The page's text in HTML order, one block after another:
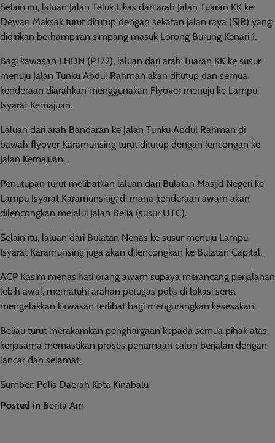
Selain itu, laluan Jalan Teluk Likas dari arah Jalan Tuaran KK ke
Dewan Maksak turut ditutup dengan sekatan jalan raya (SJR) yang
didirikan berhampiran simpang masuk Lorong Burung Kenari 1.
Bagi kawasan LHDN (P.172), laluan dari arah Tuaran KK ke susur
menuju Jalan Tunku Abdul Rahman akan ditutup dan semua
kenderaan diarahkan menggunakan Flyover menuju ke Lampu
Isyarat Kemajuan.
Laluan dari arah Bandaran ke Jalan Tunku Abdul Rahman di
bawah flyover Karamunsing turut ditutup dengan lencongan ke
Jalan Kemajuan.
Penutupan turut melibatkan laluan dari Bulatan Masjid Negeri ke
Lampu Isyarat Karamunsing, di mana kenderaan awam akan
dilencongkan melalui Jalan Belia (susur UTC).
Selain itu, laluan dari Bulatan Nenas ke susur menuju Lampu
Isyarat Karamunsing juga akan dilencongkan ke Bulatan Capital.
ACP Kasim menasihati orang awam supaya merancang perjalanan
lebih awal, mematuhi arahan petugas polis di lokasi serta
mengelakkan kawasan terlibat bagi mengurangkan kesesakan.
Beliau turut merakamkan penghargaan kepada semua pihak atas
kerjasama memastikan proses penamaan calon berjalan dengan
lancar dan selamat.
Sumber: Polis Daerah Kota Kinabalu
Posted in Berita Am